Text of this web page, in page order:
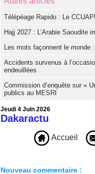
Télépéage Rapido : Le
Hajj 2027 : L’Arabie Saoudite
Les mots façonnent le monde
Accidents survenus à
endeuillées
Commission d’enquête sur «
publics au MESRI
Jeudi 4 Juin 2026
Dakaractu
Accueil
Nouveau commentaire :